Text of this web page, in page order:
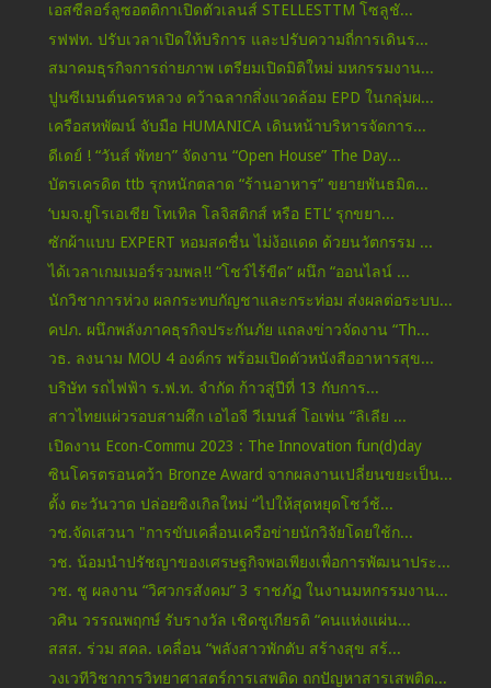
เอสซีลอร์ลูซอตติกาเปิดตัวเลนส์ STELLESTTM โซลูชั...
รฟฟท. ปรับเวลาเปิดให้บริการ และปรับความถี่การเดินร...
สมาคมธุรกิจการถ่ายภาพ เตรียมเปิดมิติใหม่ มหกรรมงาน...
ปูนซีเมนต์นครหลวง คว้าฉลากสิ่งแวดล้อม EPD ในกลุ่มผ...
เครือสหพัฒน์ จับมือ HUMANICA เดินหน้าบริหารจัดการ...
ดีเดย์ ! “วันส์ พัทยา” จัดงาน “Open House” The Day...
บัตรเครดิต ttb รุกหนักตลาด “ร้านอาหาร” ขยายพันธมิต...
‘บมจ.ยูโรเอเชีย โทเทิล โลจิสติกส์ หรือ ETL’ รุกขยา...
ซักผ้าแบบ EXPERT หอมสดชื่น ไม่ง้อแดด ด้วยนวัตกรรม ...
ได้เวลาเกมเมอร์รวมพล!! “โชว์ไร้ขีด” ผนึก “ออนไลน์ ...
นักวิชาการห่วง ผลกระทบกัญชาและกระท่อม ส่งผลต่อระบบ...
คปภ. ผนึกพลังภาคธุรกิจประกันภัย แถลงข่าวจัดงาน “Th...
วธ. ลงนาม MOU 4 องค์กร พร้อมเปิดตัวหนังสืออาหารสุข...
บริษัท รถไฟฟ้า ร.ฟ.ท. จำกัด ก้าวสู่ปีที่ 13 กับการ...
สาวไทยแผ่วรอบสามศึก เอไอจี วีเมนส์ โอเพ่น “ลิเลีย ...
เปิดงาน Econ-Commu 2023 : The Innovation fun(d)day
ซินโครตรอนคว้า Bronze Award จากผลงานเปลี่ยนขยะเป็น...
ตั้ง ตะวันวาด ปล่อยซิงเกิลใหม่ “ไปให้สุดหยุดโชว์ช้...
วช.จัดเสวนา "การขับเคลื่อนเครือข่ายนักวิจัยโดยใช้ก...
วช. น้อมนำปรัชญาของเศรษฐกิจพอเพียงเพื่อการพัฒนาประ...
วช. ชู ผลงาน “วิศวกรสังคม” 3 ราชภัฏ ในงานมหกรรมงาน...
วศิน วรรณพฤกษ์ รับรางวัล เชิดชูเกียรติ “คนแห่งแผ่น...
สสส. ร่วม สคล. เคลื่อน “พลังสาวพักตับ สร้างสุข สร้...
วงเวทีวิชาการวิทยาศาสตร์การเสพติด ถกปัญหาสารเสพติด...